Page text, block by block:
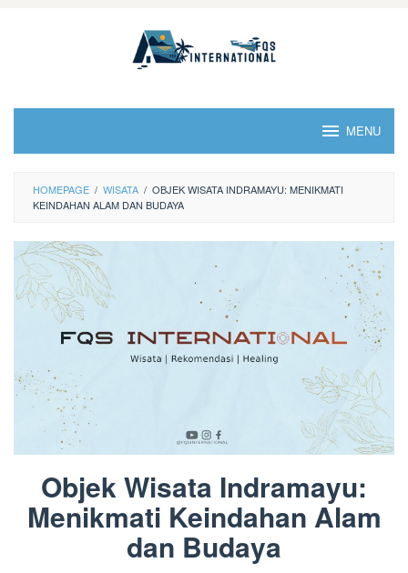
MENU
HOMEPAGE / WISATA / OBJEK WISATA INDRAMAYU: MENIKMATI
KEINDAHAN ALAM DAN BUDAYA
Objek Wisata Indramayu:
Menikmati Keindahan Alam
dan Budaya